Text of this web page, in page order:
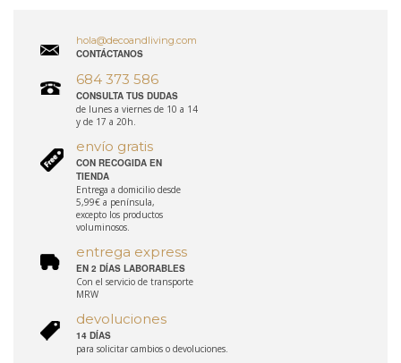
hola@decoandliving.com
CONTÁCTANOS
684 373 586
CONSULTA TUS DUDAS
de lunes a viernes de 10 a 14
y de 17 a 20h.
envío gratis
CON RECOGIDA EN
TIENDA
Entrega a domicilio desde
5,99€ a península,
excepto los productos
voluminosos.
entrega express
EN 2 DÍAS LABORABLES
Con el servicio de transporte
MRW
devoluciones
14 DÍAS
para solicitar cambios o devoluciones.